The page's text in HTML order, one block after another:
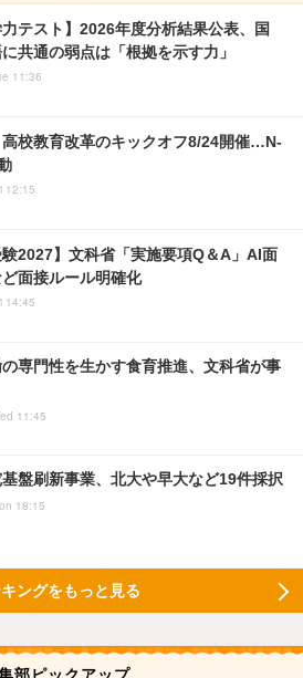
力テスト】2026年度分析結果公表、国
共通の弱点は「根拠を示す力」
11:36
校教育改革のキックオフ8/24開催…N-
12:15
験2027】文科省「実施要項Q＆A」AI面
面接ルール明確化
14:45
専門性を生かす食育推進、文科省が事
11:45
盤刷新事業、北大や早大など19件採択
18:15
ングをもっと見る
部ピックアップ